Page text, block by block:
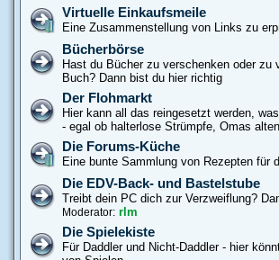
Virtuelle Einkaufsmeile
Eine Zusammenstellung von Links zu
Bücherbörse
Hast du Bücher zu verschenken oder
Buch? Dann bist du hier richtig
Der Flohmarkt
Hier kann all das reingesetzt werden,
- egal ob halterlose Strümpfe, Omas
Die Forums-Küche
Eine bunte Sammlung von Rezepten für
Die EDV-Back- und Bastelstube
Treibt dein PC dich zur Verzweiflung?
Moderator: rlm
Die Spielekiste
Für Daddler und Nicht-Daddler - hier